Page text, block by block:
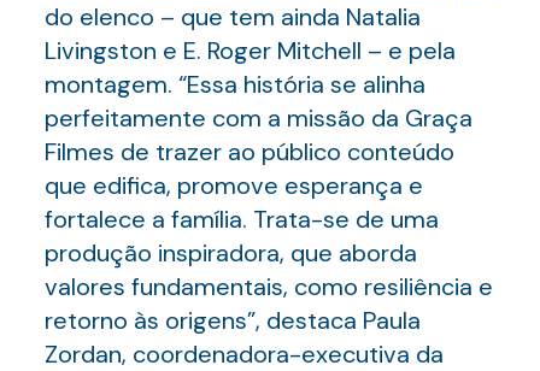
do elenco – que tem ainda Natalia
Livingston e E. Roger Mitchell – e pela
montagem. “Essa história se alinha
perfeitamente com a missão da Graça
Filmes de trazer ao público conteúdo
que edifica, promove esperança e
fortalece a família. Trata-se de uma
produção inspiradora, que aborda
valores fundamentais, como resiliência e
retorno às origens”, destaca Paula
Zordan, coordenadora-executiva da